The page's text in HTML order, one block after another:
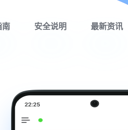
安全说明 最新资讯